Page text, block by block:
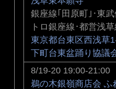
銀座線｢田原町｣･東
トロ銀座線･都営浅
東京都台東区西浅草
下町台東盆踊り協議
8/19-20 19:00-21:00
鵜の木銀嶺商店会 ふ